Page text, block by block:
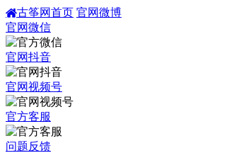
古筝网首页 官网微博
官网微信
官网抖音
官网视频号
官方客服
问题反馈